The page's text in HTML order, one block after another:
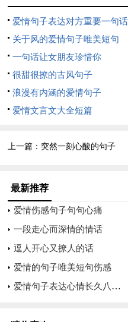
九、如果不读书，行万里路
十、如果爱你，只有一次
十一、我相信会有人来爱我
十二、生活中每个人都扮演
己。
显得有些难堪。
十五、逝去的亲爱的遗憾没
景都倒退没记起你这个伴侣
十六、昨天的幸福还历历在
爱情句子表达对方重要一句话
关于风的爱情句子唯美短句
一句话让女朋友珍惜你
很甜很撩的古风句子
浪漫有内涵的爱情句子
爱情文言文大全短篇
上一篇： 突然一刻心酸的句子
最新推荐
爱情伤感句子句句心痛
一段走心而深情的情话
逗人开心又撩人的话
爱情的句子唯美短句伤感
爱情句子表达心情长久八个字